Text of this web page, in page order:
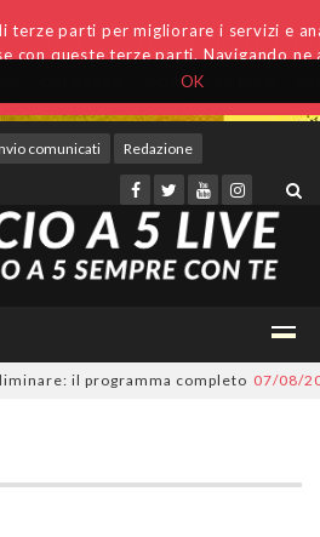
OK
terze parti per migliorare i servizi e
con queste terze parti. Navigando
comunicati Redazione
il programma completo 07/08/2026